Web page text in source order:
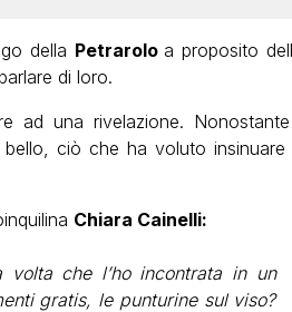
della Petrarolo a proposito
di loro.
ad una rivelazione.
ciò che ha voluto insinuare
Chiara Cainelli:
volta che l’ho incontrata in un
gratis, le punturine sul viso?